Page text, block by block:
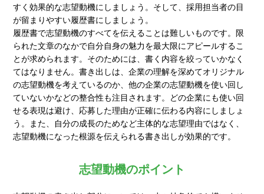
すく効果的な志望動機にしましょう。そして、採用担当者の目
が留まりやすい履歴書にしましょう。
履歴書で志望動機のすべてを伝えることは難しいものです。限
られた文章のなかで自分自身の魅力を最大限にアピールするこ
とが求められます。そのためには、書く内容を絞っていかなく
てはなりません。書き出しは、企業の理解を深めてオリジナル
の志望動機を考えているのか、他の企業の志望動機を使い回し
ていないかなどの整合性も注目されます。どの企業にも使い回
せる表現は避け、応募した理由が正確に伝わる内容にしましょ
う。また、自分の成長のためなど主体的な志望理由ではなく、
志望動機になった根源を伝えられる書き出しが効果的です。
志望動機のポイント